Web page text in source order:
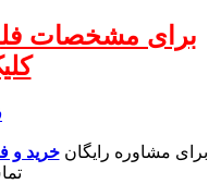
برای مشخصات
برای مشاوره رایگانخرید و